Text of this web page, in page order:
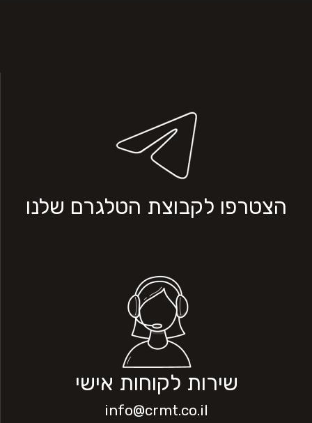
הצטרפו לקבוצת הטלגרם שלנו
שירות לקוחות אישי
info@crmt.co.il